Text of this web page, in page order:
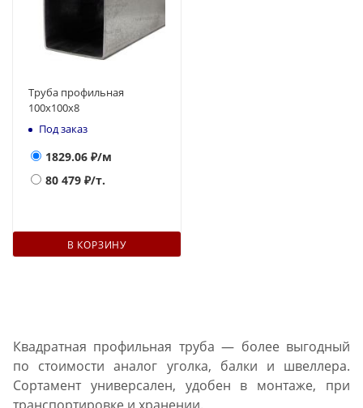
Труба профильная
100х100х8
Под заказ
1829.06 ₽/м
80 479 ₽/т.
В КОРЗИНУ
Квадратная профильная труба — более выгодный
по стоимости аналог уголка, балки и швеллера.
Сортамент универсален, удобен в монтаже, при